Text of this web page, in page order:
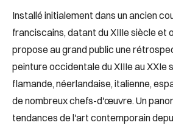
Installé initialement dans un ancien
franciscains, datant du XIIIe siècle et
propose au grand public une
peinture occidentale du XIIIe au XXIe
flamande, néerlandaise, italienne,
de nombreux chefs-d'œuvre. Un
tendances de l'art contemporain